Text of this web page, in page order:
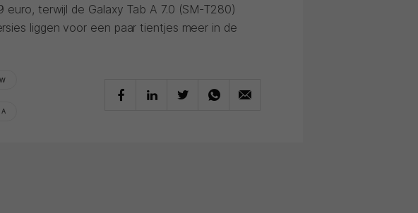
euro, terwijl de Galaxy Tab A 7.0 (SM-T280)
liggen voor een paar tientjes meer in de
A